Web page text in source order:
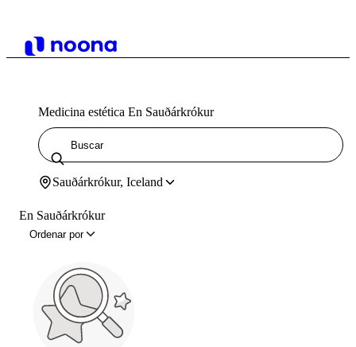
Medicina estética En Sauðárkrókur
Sauðárkrókur, Iceland
En Sauðárkrókur
Ordenar por